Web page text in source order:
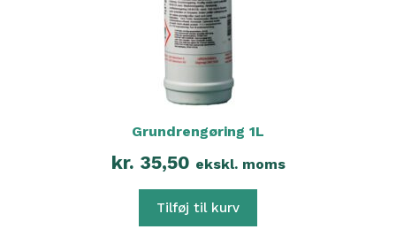
Grundrengøring 1L
kr. 35,50 ekskl. moms
Tilføj til kurv